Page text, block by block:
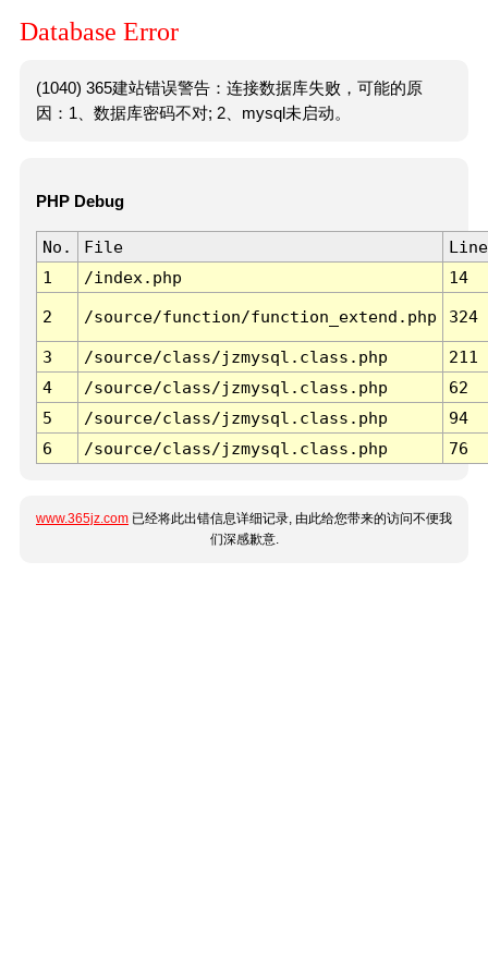
Database Error
(1040) 365建站错误警告：连接数据库失败，可能的原
因：1、数据库密码不对; 2、mysql未启动。
PHP Debug
No. File
Line
1
/index.php 14
2 /source/function/function_extend.php 324
3 /source/class/jzmysql.class.php
211
4
/source/class/jzmysql.class.php
62
5
/source/class/jzmysql.class.php
94
6
/source/class/jzmysql.class.php 76
www.365jz.com 已经将此出错信息详细记录, 由此给您带来的访问不便我
们深感歉意.